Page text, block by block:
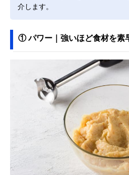
介します。
① パワー｜強いほど食材を素